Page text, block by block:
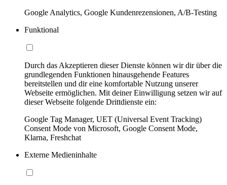
Google Analytics, Google Kundenrezensionen, A/B-Testing
Funktional
Durch das Akzeptieren dieser Dienste können wir dir über die
grundlegenden Funktionen hinausgehende Features
bereitstellen und dir eine komfortable Nutzung unserer
Webseite ermöglichen. Mit deiner Einwilligung setzen wir auf
dieser Webseite folgende Drittdienste ein:
Google Tag Manager, UET (Universal Event Tracking)
Consent Mode von Microsoft, Google Consent Mode,
Klarna, Freshchat
Externe Medieninhalte